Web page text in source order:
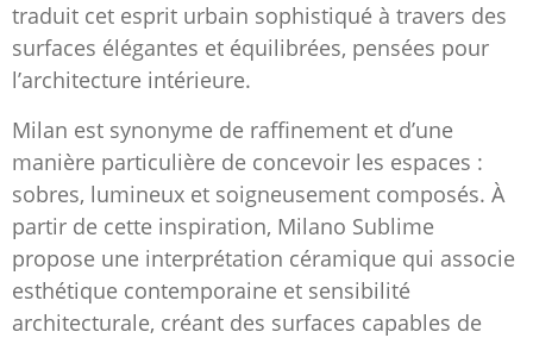
traduit cet esprit urbain sophistiqué à travers des
surfaces élégantes et équilibrées, pensées pour
l’architecture intérieure.
Milan est synonyme de raffinement et d’une
manière particulière de concevoir les espaces :
sobres, lumineux et soigneusement composés. À
partir de cette inspiration, Milano Sublime
propose une interprétation céramique qui associe
esthétique contemporaine et sensibilité
architecturale, créant des surfaces capables de